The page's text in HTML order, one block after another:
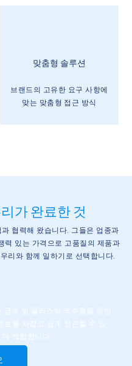
맞춤형 솔루션
브랜드의 고유한 요구 사항에
맞는 맞춤형 접근 방식
가 완료한 것
협력해 왔습니다. 그들은 업종과
력 있는 가격으로 고품질의 제품과
리와 함께 일하기로 선택합니다.
금속 및 플라스틱 맥주통을 위한
료를 차갑고 쉽게 접근할 수 있
적합합니다.